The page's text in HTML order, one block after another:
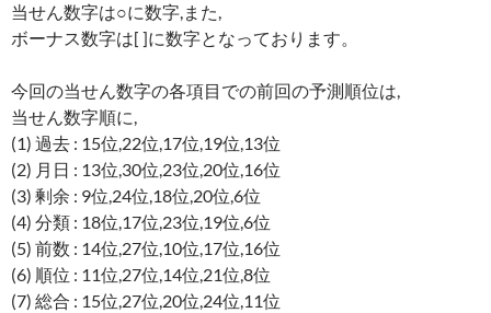
当せん数字は○に数字,また,
ボーナス数字は[ ]に数字となっております。
今回の当せん数字の各項目での前回の予測順位は,
当せん数字順に,
(1) 過去 : 15位,22位,17位,19位,13位
(2) 月日 : 13位,30位,23位,20位,16位
(3) 剰余 : 9位,24位,18位,20位,6位
(4) 分類 : 18位,17位,23位,19位,6位
(5) 前数 : 14位,27位,10位,17位,16位
(6) 順位 : 11位,27位,14位,21位,8位
(7) 総合 : 15位,27位,20位,24位,11位